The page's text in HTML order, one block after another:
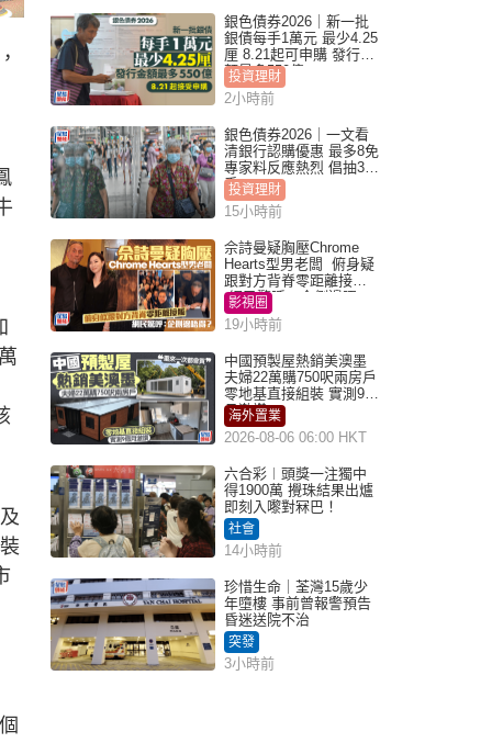
銀色債券2026｜新一批
銀債每手1萬元 最少4.25
厘 8.21起可申購 發行金
額最多550億
投資理財
2小時前
銀色債券2026｜一文看
清銀行認購優惠 最多8免
專家料反應熱烈 倡抽30
手
投資理財
15小時前
佘詩曼疑胸壓Chrome
Hearts型男老闆 俯身疑
跟對方背脊零距離接觸
網民驚呼：企側邊唔
得？
影視圈
19小時前
中國預製屋熱銷美澳墨
夫婦22萬購750呎兩房戶
零地基直接組裝 實測9個
月激讚
海外置業
2026-08-06 06:00 HKT
六合彩︱頭獎一注獨中
得1900萬 攪珠結果出爐
即刻入嚟對冧巴！
社會
14小時前
珍惜生命｜荃灣15歲少
年墮樓 事前曾報警預告
昏迷送院不治
突發
3小時前